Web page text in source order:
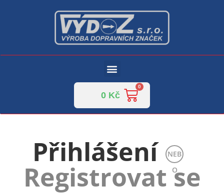
0 Kč
Přihlášení
NEB
O
Registrovat se